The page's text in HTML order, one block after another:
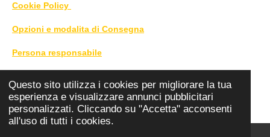
Questo sito utilizza i cookies per migliorare la tua
esperienza e visualizzare annunci pubblicitari
personalizzati. Cliccando su "Accetta" acconsenti
all'uso di tutti i cookies.
Cookie Policy
Opzioni e modalita di Consegna
Persona responsabile
© 2025 - 2026 Roby 1976